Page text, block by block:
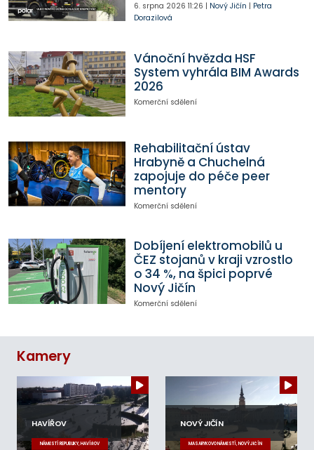
6. srpna 2026 11:26 | Nový Jičín | Petra
Dorazilová
Vánoční hvězda HSF
System vyhrála BIM Awards
2026
Komerční sdělení
Rehabilitační ústav
Hrabyně a Chuchelná
zapojuje do péče peer
mentory
Komerční sdělení
Dobíjení elektromobilů u
ČEZ stojanů v kraji vzrostlo
o 34 %, na špici poprvé
Nový Jičín
Komerční sdělení
Kamery
HAVÍŘOV
NÁMĚSTÍ REPUBLIKY, HAVÍŘOV
NOVÝ JIČÍN
MASARYKOVO NÁMĚSTÍ, NOVÝ JIČÍN